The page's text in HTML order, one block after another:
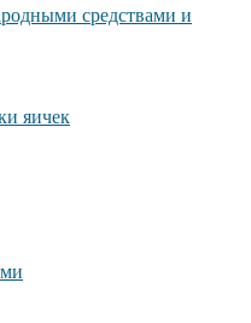
средствами и
яичек